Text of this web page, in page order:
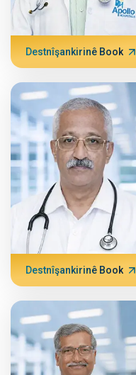
Destnîşankirinê Book
Destnîşankirinê Book